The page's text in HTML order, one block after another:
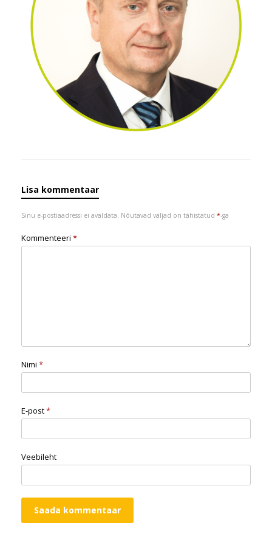
Lisa kommentaar
Sinu e-postiaadressi ei avaldata. Nõutavad väljad on tähistatud *-ga
Kommenteeri *
Nimi *
E-post*
Veebileht